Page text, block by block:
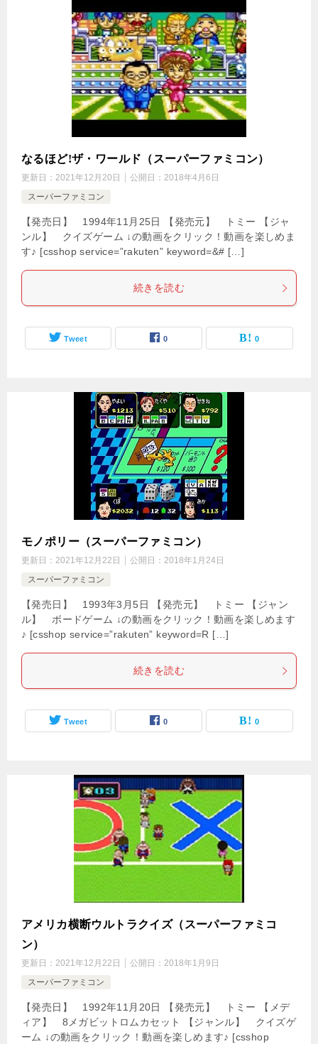
なるほど!ザ・ワールド（スーパーファミコン）
更新日： 2021年12月20日 公開日： 2018年4月6日
スーパーファミコン
【発売日】 1994年11月25日 【発売元】 トミー 【ジャ
ンル】 クイズゲーム ↓の動画をクリック！動画を楽しめま
す♪ [csshop service=”rakuten” keyword=&# […]
続きを読む
Tweet 0 0
モノポリー（スーパーファミコン）
更新日： 2021年12月22日 公開日： 2018年1月24日
スーパーファミコン
【発売日】 1993年3月5日 【発売元】 トミー 【ジャン
ル】 ボードゲーム ↓の動画をクリック！動画を楽しめます
♪ [csshop service=”rakuten” keyword=R […]
続きを読む
Tweet 0 0
アメリカ横断ウルトラクイズ（スーパーファミコ
ン）
更新日： 2021年12月22日 公開日： 2018年1月9日
スーパーファミコン
【発売日】 1992年11月20日 【発売元】 トミー 【メデ
ィア】 8メガビットロムカセット 【ジャンル】 クイズゲ
ーム ↓の動画をクリック！動画を楽しめます♪ [csshop